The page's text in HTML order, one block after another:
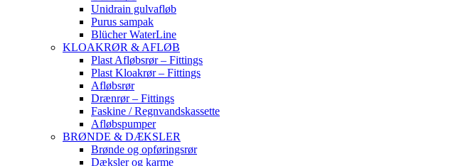
Unidrain gulvafløb
Purus sampak
Blücher WaterLine
KLOAKRØR & AFLØB
Plast Afløbsrør – Fittings
Plast Kloakrør – Fittings
Afløbsrør
Drænrør – Fittings
Faskine / Regnvandskassette
Afløbspumper
BRØNDE & DÆKSLER
Brønde og opføringsrør
Dæksler og karme